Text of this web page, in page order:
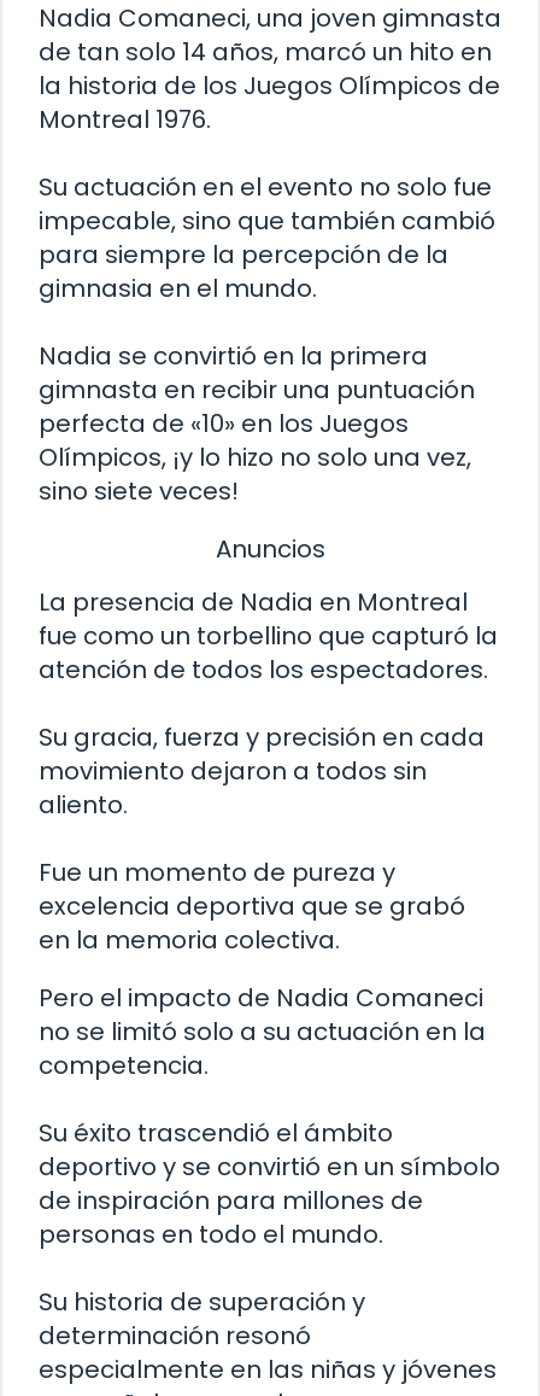
Nadia Comaneci, una joven gimnasta
de tan solo 14 años, marcó un hito en
la historia de los Juegos Olímpicos de
Montreal 1976.
Su actuación en el evento no solo fue
impecable, sino que también cambió
para siempre la percepción de la
gimnasia en el mundo.
Nadia se convirtió en la primera
gimnasta en recibir una puntuación
perfecta de «10» en los Juegos
Olímpicos, ¡y lo hizo no solo una vez,
sino siete veces!
Anuncios
La presencia de Nadia en Montreal
fue como un torbellino que capturó la
atención de todos los espectadores.
Su gracia, fuerza y precisión en cada
movimiento dejaron a todos sin
aliento.
Fue un momento de pureza y
excelencia deportiva que se grabó
en la memoria colectiva.
Pero el impacto de Nadia Comaneci
no se limitó solo a su actuación en la
competencia.
Su éxito trascendió el ámbito
deportivo y se convirtió en un símbolo
de inspiración para millones de
personas en todo el mundo.
Su historia de superación y
determinación resonó
especialmente en las niñas y jóvenes